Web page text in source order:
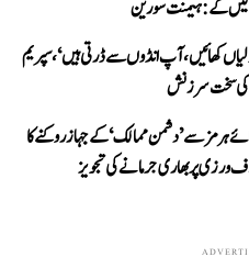
گے: ہیمنت سورین
کھائیں، آپ انڈوں سے ڈرتی ہیں‘، سپریم
کی سخت سرزنش
ہرمز سے ’دشمن ممالک‘ کے جہاز روکنے کا
ورزی پر بھاری جرمانے کی تجویز